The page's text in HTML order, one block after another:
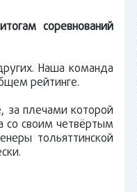
соревнований
Наша команда
рейтинге.
за плечами которой
со своим четвёртым
тольяттинской